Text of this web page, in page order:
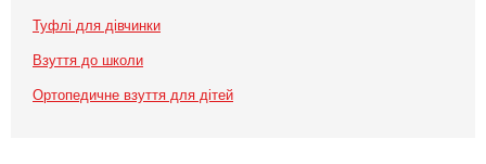
Туфлі для дівчинки
Взуття до школи
Ортопедичне взуття для дітей